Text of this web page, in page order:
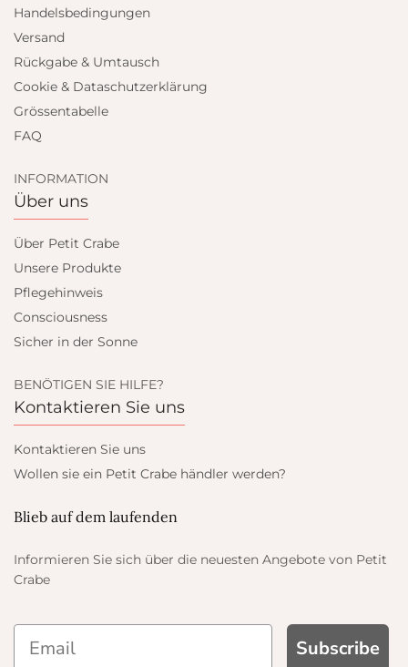
Handelsbedingungen
Versand
Rückgabe & Umtausch
Cookie & Dataschutzerklärung
Grössentabelle
FAQ
INFORMATION
Über uns
Über Petit Crabe
Unsere Produkte
Pflegehinweis
Consciousness
Sicher in der Sonne
BENÖTIGEN SIE HILFE?
Kontaktieren Sie uns
Kontaktieren Sie uns
Wollen sie ein Petit Crabe händler werden?
Blieb auf dem laufenden
Informieren Sie sich über die neuesten Angebote von Petit
Crabe
Subscribe